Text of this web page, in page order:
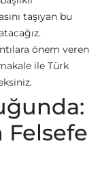
taşıyan bu
önem veren
ile Türk
Felsefe